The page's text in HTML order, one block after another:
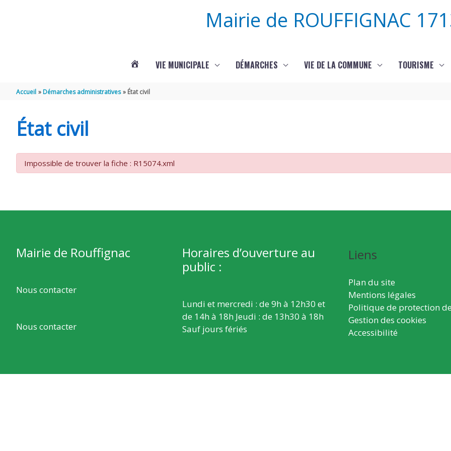
Mairie de ROUFFIGNAC
VIE MUNICIPALE DÉMARCHES VIE DE LA COMMUNE TOURISME
Accueil Démarches administratives État civil
État civil
Impossible de trouver la fiche : R15074.xml
Mairie de Rouffignac
Nous contacter
Nous contacter
Horaires d’ouverture au
public :
Lundi et mercredi : de 9h à 12h30 et
de 14h à 18h Jeudi : de 13h30 à 18h
Sauf jours fériés
Liens
Plan du site
Mentions légales
Politique de protection
Gestion des cookies
Accessibilité